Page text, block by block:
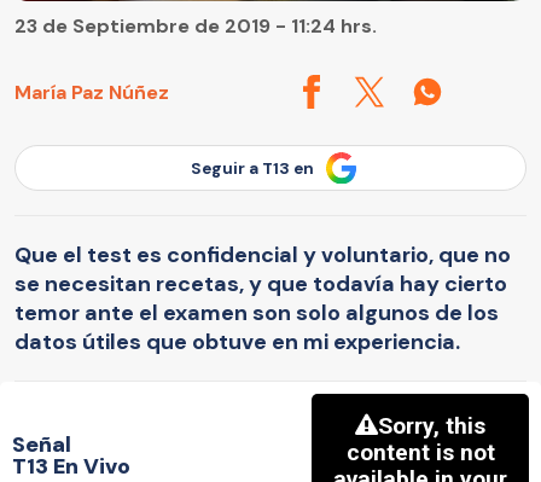
María Paz Núñez
23 de Septiembre de 2019 - 11:24 hrs.
Seguir a T13 en
Que el test es confidencial y voluntario, que no
se necesitan recetas, y que todavía hay cierto
temor ante el examen son solo algunos de los
datos útiles que obtuve en mi experiencia.
Señal
T13 En Vivo